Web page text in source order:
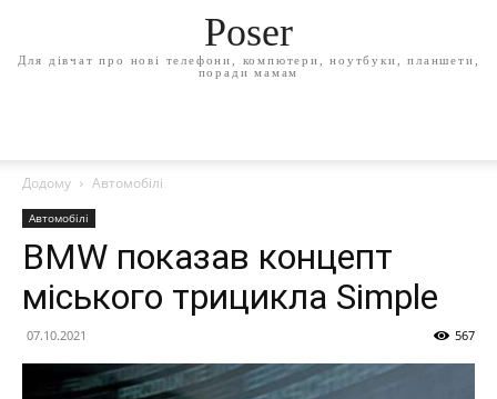
Poser
Для дівчат про нові телефони, компютери, ноутбуки, планшети,
поради мамам
Додому Автомобілі
Автомобілі
BMW показав концепт
міського трицикла Simple
07.10.2021 567